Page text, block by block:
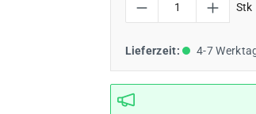
Stk
Lieferzeit: 4-7